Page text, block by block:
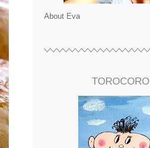
About Eva
TOROCORO